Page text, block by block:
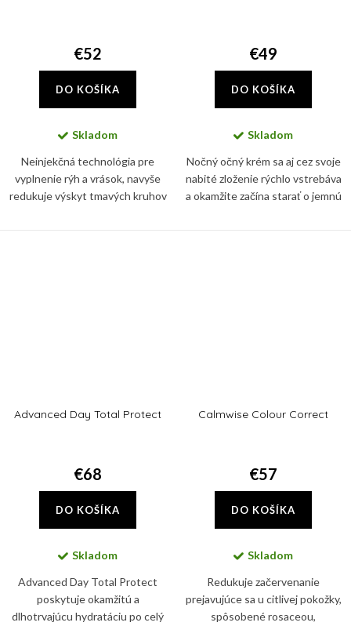
€52
DO KOŠÍKA
Skladom
Neinjekčná technológia pre
vyplnenie rýh a vrások, navyše
redukuje výskyt tmavých kruhov
€49
DO KOŠÍKA
Skladom
Nočný očný krém sa aj cez svoje
nabité zloženie rýchlo vstrebáva
a okamžite začína starať o jemnú
Advanced Day Total Protect
€68
DO KOŠÍKA
Skladom
Advanced Day Total Protect
poskytuje okamžitú a
dlhotrvajúcu hydratáciu po celý
Calmwise Colour Correct
€57
DO KOŠÍKA
Skladom
Redukuje začervenanie
prejavujúce sa u citlivej pokožky,
spôsobené rosaceou,